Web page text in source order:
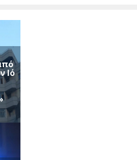
Ιό